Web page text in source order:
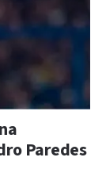
Paredes